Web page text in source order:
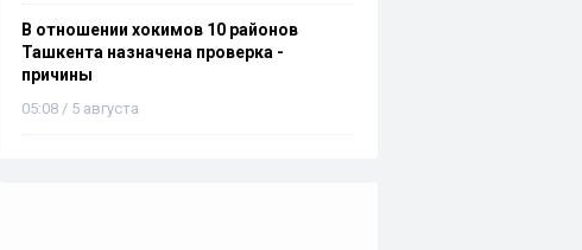
В отношении хокимов 10 районов
Ташкента назначена проверка -
причины
05:08 / 5 августа